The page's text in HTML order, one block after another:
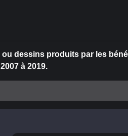
dessins produits par les
à 2019.